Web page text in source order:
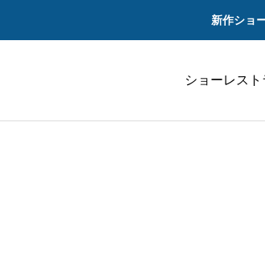
新作ショ
ショーレス